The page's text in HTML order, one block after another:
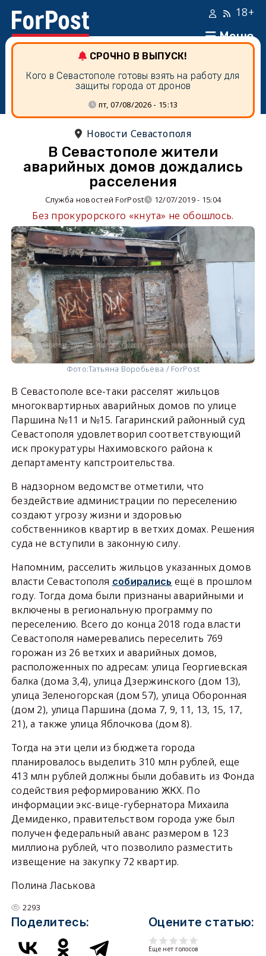
Меню
18+
СРОЧНО В ВЫПУСК!
Кого в Севастополе готовы взять на работу для
защиты города от дронов
пт, 07/08/2026 - 15:13
Новости Севастополя
В Севастополе жители
аварийных домов дождались
расселения
Служба новостей ForPost 12/07/2019 - 15:04
Без прокурорского «кнута» не обошлось.
Фото:Татьяна Воробьёва / ForPost
В Севастополе все-таки расселят жильцов
многоквартирных аварийных домов по улице
Паршина №11 и №15. Гагаринский районный суд
Севастополя удовлетворил соответствующий
иск прокуратуры Нахимовского района к
департаменту капстроительства.
В надзорном ведомстве отметили, что
бездействие администрации по переселению
создают угрозу жизни и здоровью
собственников квартир в ветхих домах. Решения
суда не вступили в законную силу.
Напомним, расселить жильцов указанных домов
власти Севастополя собирались ещё в прошлом
году. Тогда дома были признаны аварийными и
включены в региональную программу по
переселению. Всего до конца 2018 года власти
Севастополя намеревались переселить 769
горожан из 26 ветхих и аварийных домов,
расположенных по адресам: улица Георгиевская
балка (дома 3,4), улица Дзержинского (дом 13),
улица Зеленогорская (дом 57), улица Оборонная
(дом 2), улица Паршина (дома 7, 9, 11, 13, 15, 17,
21), а также улица Яблочкова (дом 8).
Тогда на эти цели из бюджета города
планировалось выделить 310 млн рублей, еще
413 млн рублей должны были добавить из Фонда
содействия реформированию ЖКХ. По
информации экс-вице-губернатора Михаила
Демиденко, правительством города уже был
получен федеральный аванс размером в 123
миллиона рублей, что позволило разместить
извещение на закупку 72 квартир.
Полина Ласькова
2293
Поделитесь: Оцените статью:
Еще нет голосов